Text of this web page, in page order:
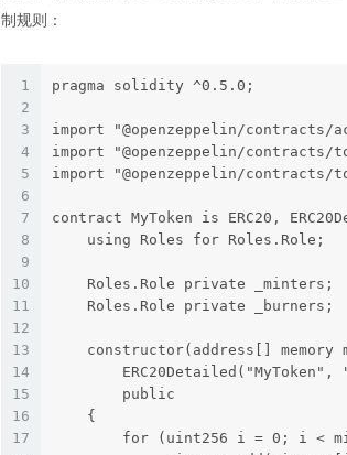
制规则：
1
2
3
4
5
6
7
8
9
10
11
12
13
14
15
16
17
pragma solidity ^0.5.0;
import "@openzeppelin/contracts/
import "@openzeppelin/contracts/
import "@openzeppelin/contracts/
contract MyToken is ERC20,
    using Roles for Roles.Role;
    Roles.Role private _minters;
    Roles.Role private _burners;
constructor(address[] memory
ERC20Detailed("MyToken",
        public
    {
for (uint256 i = 0; i <